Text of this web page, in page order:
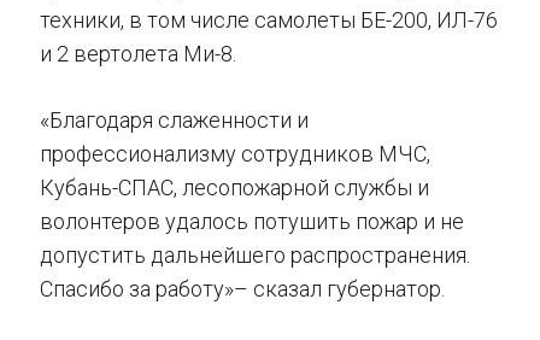
техники, в том числе самолеты БЕ-200, ИЛ-76
и 2 вертолета Ми-8.
«Благодаря слаженности и
профессионализму сотрудников МЧС,
Кубань-СПАС, лесопожарной службы и
волонтеров удалось потушить пожар и не
допустить дальнейшего распространения.
Спасибо за работу»– сказал губернатор.